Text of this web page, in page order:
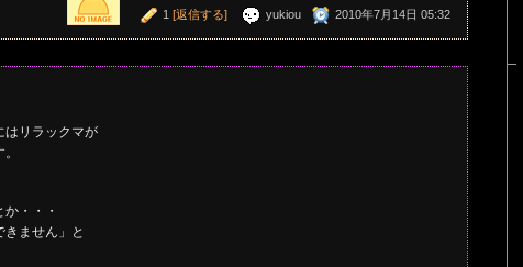
1 [返信する] yukiou 2010年7月14日 05:32
はリラックマが
・・・
ません」と